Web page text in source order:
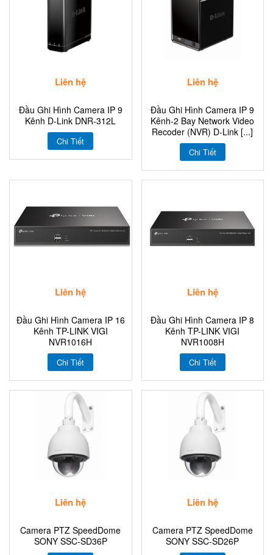
Liên hệ
Đầu Ghi Hình Camera IP 9
Kênh D-Link DNR-312L
Chi Tiết
Liên hệ
Đầu Ghi Hình Camera IP 9
Kênh-2 Bay Network Video
Recoder (NVR) D-Link [...]
Chi Tiết
Liên hệ
Đầu Ghi Hình Camera IP 16
Kênh TP-LINK VIGI
NVR1016H
Chi Tiết
Liên hệ
Đầu Ghi Hình Camera IP 8
Kênh TP-LINK VIGI
NVR1008H
Chi Tiết
Liên hệ
Camera PTZ SpeedDome
SONY SSC-SD36P
Liên hệ
Camera PTZ SpeedDome
SONY SSC-SD26P